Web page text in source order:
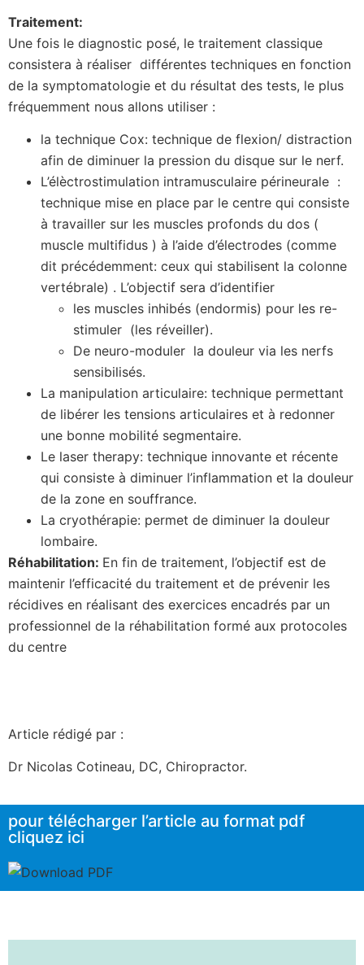
Traitement:
Une fois le diagnostic posé, le traitement classique
consistera à réaliser différentes techniques en fonction
de la symptomatologie et du résultat des tests, le plus
fréquemment nous allons utiliser :
la technique Cox: technique de flexion/ distraction
afin de diminuer la pression du disque sur le nerf.
L’élèctrostimulation intramusculaire périneurale :
technique mise en place par le centre qui consiste
à travailler sur les muscles profonds du dos (
muscle multifidus ) à l’aide d’électrodes (comme
dit précédemment: ceux qui stabilisent la colonne
vertébrale) . L’objectif sera d’identifier
les muscles inhibés (endormis) pour les re-
stimuler (les réveiller).
De neuro-moduler la douleur via les nerfs
sensibilisés.
La manipulation articulaire: technique permettant
de libérer les tensions articulaires et à redonner
une bonne mobilité segmentaire.
Le laser therapy: technique innovante et récente
qui consiste à diminuer l’inflammation et la douleur
de la zone en souffrance.
La cryothérapie: permet de diminuer la douleur
lombaire.
Réhabilitation: En fin de traitement, l’objectif est de
maintenir l’efficacité du traitement et de prévenir les
récidives en réalisant des exercices encadrés par un
professionnel de la réhabilitation formé aux protocoles
du centre
Article rédigé par :
Dr Nicolas Cotineau, DC, Chiropractor.
pour télécharger l’article au format pdf
cliquez ici